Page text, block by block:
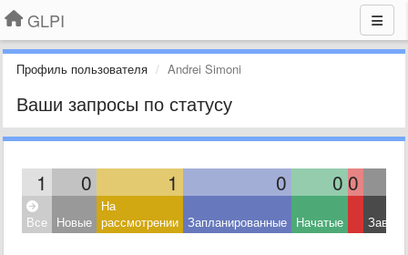
GLPI
Профиль пользователя Andrei Simoni
Ваши запросы по статусу
1 0 1 0 0 0
Все Новые
На
рассмотрении Запланированные Начатые